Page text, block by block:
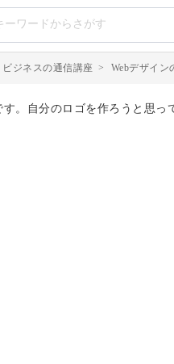
ビジネスの通信講座 > Webデザイ